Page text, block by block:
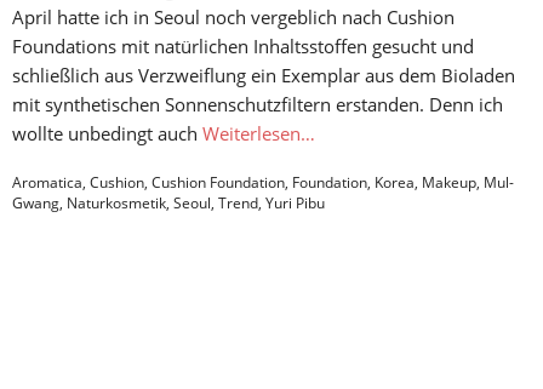
April hatte ich in Seoul noch vergeblich nach Cushion
Foundations mit natürlichen Inhaltsstoffen gesucht und
schließlich aus Verzweiflung ein Exemplar aus dem Bioladen
mit synthetischen Sonnenschutzfiltern erstanden. Denn ich
wollte unbedingt auch Weiterlesen…
Aromatica, Cushion, Cushion Foundation, Foundation, Korea, Makeup, Mul-
Gwang, Naturkosmetik, Seoul, Trend, Yuri Pibu